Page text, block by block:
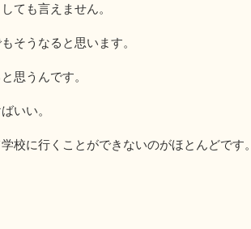
ても言えません。
そうなると思います。
思うんです。
いい。
校に行くことができないのがほとんどです。